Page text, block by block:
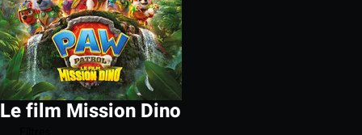
Le film Mission Dino